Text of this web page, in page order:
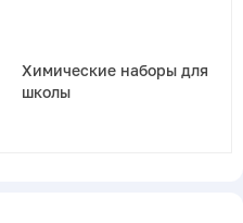
Химические наборы для
школы